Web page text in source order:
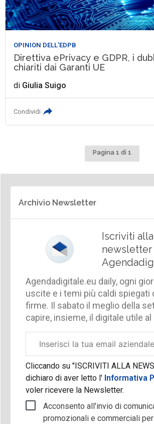
OPINION DELL'EDPB
Direttiva ePrivacy e GDPR, i
chiariti dai Garanti UE
di Giulia Suigo
Condividi
Pagina 1 di 1
Archivio Newsletter
Iscriviti alla
newsletter
Agendadigitale.eu daily, ogni
uscite e i temi più caldi spiegati
firme. Il sabato il meglio della
capire, insieme, il digitale utile al
aziendale
Cliccando su "ISCRIVITI ALLA
dichiaro di aver letto l'Informativa
voler ricevere la Newsletter.
Acconsento all'invio di
promozionali e commerciali